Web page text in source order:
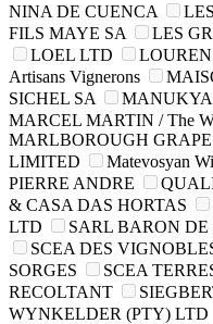
NINA DE CUENCA
FILS MAYE SA
LES
LOEL LTD
Artisans Vignerons
SICHEL SA
MARCEL MARTIN / The
MARLBOROUGH
LIMITED
Matevosyan
PIERRE ANDRE
& CASA DAS HORTAS
LTD
SARL BARON DE
SCEA DES
SORGES
SCEA
RECOLTANT
WYNKELDER (PTY) LTD